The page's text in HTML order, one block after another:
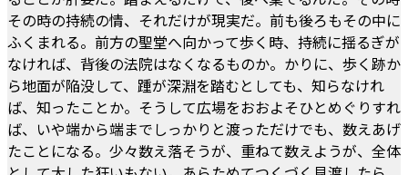
その時の持続の情、それだけが現実だ。前も後ろもその中に
ふくまれる。前方の聖堂へ向かって歩く時、持続に揺るぎが
なければ、背後の法院はなくなるものか。かりに、歩く跡か
ら地面が陥没して、踵が深淵を踏むとしても、知らなけれ
ば、知ったことか。そうして広場をおおよそひとめぐりすれ
ば、いや端から端までしっかりと渡っただけでも、数えあげ
たことになる。少々数え落そうが、重ねて数えようが、全体